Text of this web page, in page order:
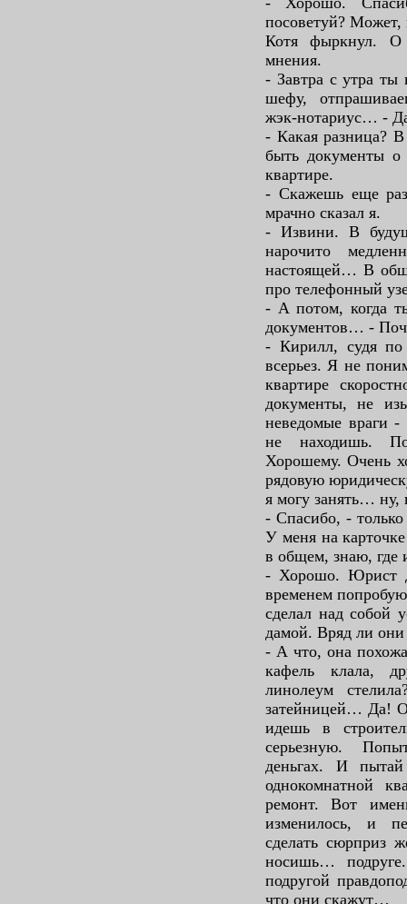
посоветуй? Может,
Котя фыркнул. О
мнения.
- Завтра с утра
шефу,
жэк-нотариус… -
- Какая разница?
быть документы
квартире.
- Скажешь еще
мрачно сказал я.
- Извини. В
нарочито
настоящей… В
про телефонный
- А потом, когда
документов… -
- Кирилл, судя по
всерьез. Я не
квартире
документы, не
неведомые враги
не находишь.
Хорошему. Очень
рядовую
я могу занять… ну,
- Спасибо, - только
У меня на
в общем, знаю, где
- Хорошо. Юрист
временем
сделал над собой
дамой. Вряд ли
- А что, она
кафель клала,
линолеум
затейницей… Да!
идешь в
серьезную.
деньгах. И
однокомнатной
ремонт. Вот
изменилось, и
сделать сюрприз
носишь…
подругой
что они скажут…